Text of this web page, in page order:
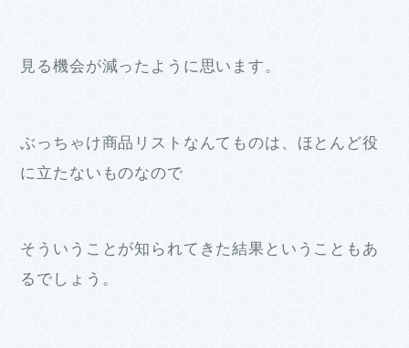
見る機会が減ったように思います。
ぶっちゃけ商品リストなんてものは、ほとんど役
に立たないものなので
そういうことが知られてきた結果ということもあ
るでしょう。